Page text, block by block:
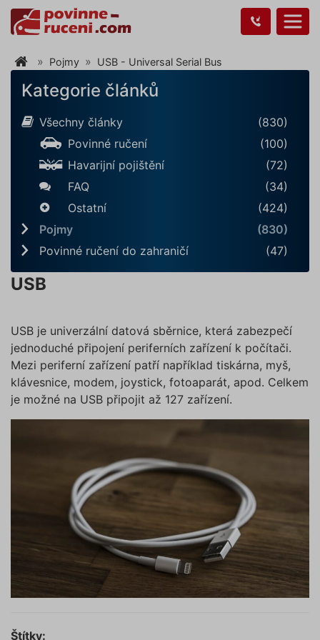
Pojmy USB - Universal Serial Bus
Kategorie článků
Všechny články
(830)
Povinné ručení
(100)
Havarijní pojištění
(72)
FAQ
(34)
Ostatní
(424)
Pojmy
(830)
Povinné ručení do zahraničí
(47)
USB
USB je univerzální datová sběrnice, která zabezpečí
jednoduché připojení periferních zařízení k počítači.
Mezi periferní zařízení patří například tiskárna, myš,
klávesnice, modem, joystick, fotoaparát, apod. Celkem
je možné na USB připojit až 127 zařízení.
Štítky: